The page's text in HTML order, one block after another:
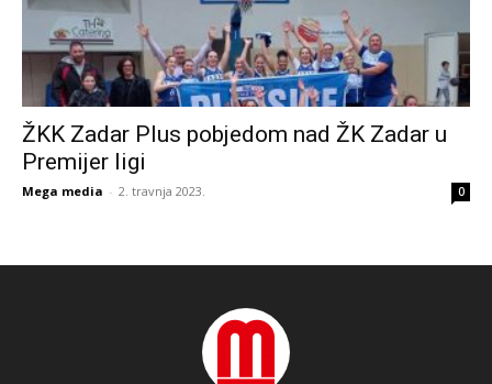
ŽKK Zadar Plus pobjedom nad ŽK Zadar u
Premijer ligi
Mega media - 2. travnja 2023. 0